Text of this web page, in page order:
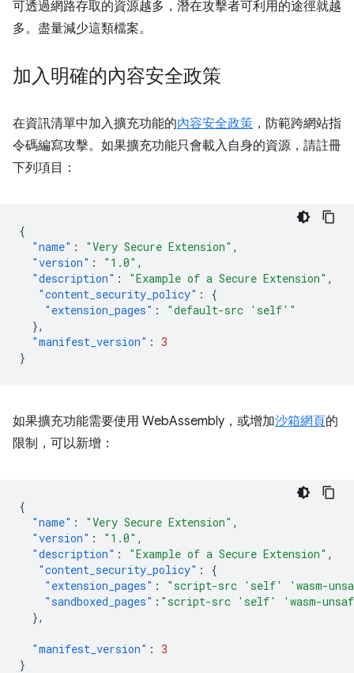
可透過網路存取的資源越多，潛在攻擊者可利用的途徑就越
多。盡量減少這類檔案。
加入明確的內容安全政策
在資訊清單中加入擴充功能的內容安全政策 ，防範跨網站指
令碼編寫攻擊。如果擴充功能只會載入自身的資源，請註冊
下列項目：
{
"name" : "Very Secure Extension" ,
"version" : "1.0" ,
"description" : "Example of a Secure Extension" ,
"content_security_policy" :
{
"extension_pages" :
"default-src 'self'"
},
"manifest_version" : 3
}
如果擴充功能需要使用 WebAssembly，或增加沙箱網頁的
限制，可以新增：
{
"name" : "Very Secure Extension" ,
"version" : "1.0" ,
"description" : "Example of a Secure Extension" ,
"content_security_policy" :
{
"extension_pages" :
"script-src 'self' 'wasm-
"sandboxed_pages" : "script-src 'self' 'wasm-
},
"manifest_version" : 3
}